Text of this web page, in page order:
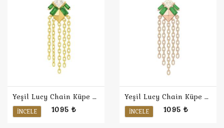
Yeşil Lucy Chain Küpe / Sarı
İNCELE 1095 ₺
Yeşil Lucy Chain Küpe / Rose
İNCELE 1095 ₺